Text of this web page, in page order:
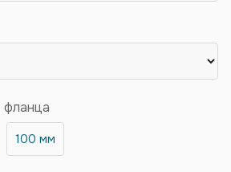
фланца
100 мм